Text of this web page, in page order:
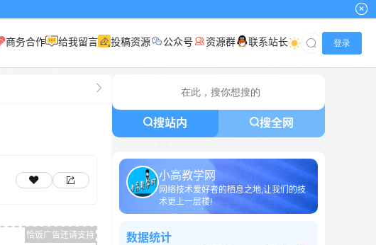
商务合作 给我留言 投稿资源 公众号 资源群 联系站长 登录
搜站内 搜全网
小高教学网
网络技术爱好者的栖息之地,让我们的技
术更上一层楼!
数据统计